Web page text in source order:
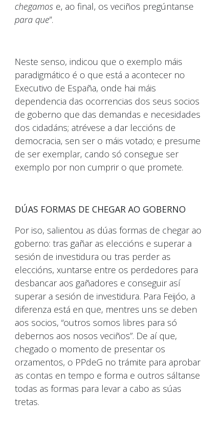
chegamos e, ao final, os veciños pregúntanse
para que”.
Neste senso, indicou que o exemplo máis
paradigmático é o que está a acontecer no
Executivo de España, onde hai máis
dependencia das ocorrencias dos seus socios
de goberno que das demandas e necesidades
dos cidadáns; atrévese a dar leccións de
democracia, sen ser o máis votado; e presume
de ser exemplar, cando só consegue ser
exemplo por non cumprir o que promete.
DÚAS FORMAS DE CHEGAR AO GOBERNO
Por iso, salientou as dúas formas de chegar ao
goberno: tras gañar as eleccións e superar a
sesión de investidura ou tras perder as
eleccións, xuntarse entre os perdedores para
desbancar aos gañadores e conseguir así
superar a sesión de investidura. Para Feijóo, a
diferenza está en que, mentres uns se deben
aos socios, “outros somos libres para só
debernos aos nosos veciños”. De aí que,
chegado o momento de presentar os
orzamentos, o PPdeG no trámite para aprobar
as contas en tempo e forma e outros sáltanse
todas as formas para levar a cabo as súas
tretas.